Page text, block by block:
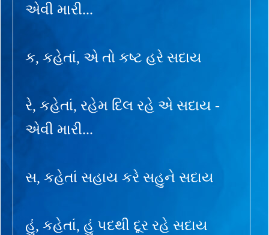
એવી મારી...
ક, કહેતાં, એ તો કષ્ટ હરે સદાય
રે, કહેતાં, રહેમ દિલ રહે એ સદાય -
એવી મારી...
સ, કહેતાં સહાય કરે સહુને સદાય
હું, કહેતાં, હું પદથી દૂર રહે સદાય